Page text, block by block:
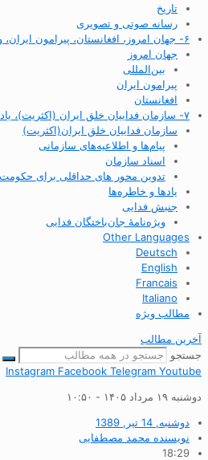
تاریخ
رسانه صوتی و تصویری
۶- جهان امروز، افغانستان، پیرامون ایران، و نظرات شما
جهان امروز
بین‌المللی
پیرامون ایران
افغانستان
۷- سازمان فداییان خلق ایران (اکثریت)، یادها و خاطره ها، کتابخانه مجازی
سازمان فداییان خلق ایران(اکثریت)
پیام‌ها و اطلاعیه‌های سازمانی
اسناد سازمان
تدوین محور های حداقلی برای حکومت
یادها و خاطره‌ها
جنبش فدایی
ویژه‌نامهٔ جان‌باختگان فدایی
Other Languages
Deutsch
English
Francais
Italiano
مطالب ویژه
آخرین مطالب
جستجو
Instagram Facebook Telegram Youtube
دوشنبه ۱۹ مرداد ۱۴۰۵ - ۱۰:۵۰
دوشنبه, 14 تیر, 1389
نویسندهمحمد مصطفایی
18:29